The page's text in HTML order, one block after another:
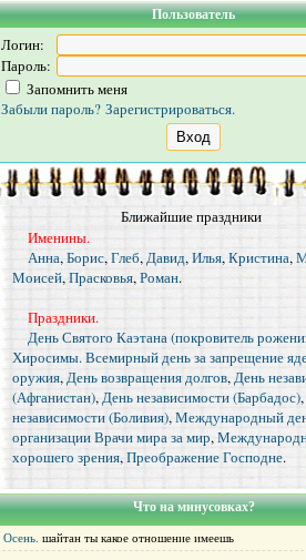
Пользователь
Логин:
Пароль:
Запомнить меня
Забыли пароль? Зарегистрироваться.
Ближайшие праздники
Именины.
Анна,Борис,Глеб,Давид,Илья,Кристина,
Моисей,Прасковья,Роман.
Праздники.
День Святого Каэтана (покровитель
Хиросимы. Всемирный день за запрещение
оружия,День возвращения долгов,День
(Афганистан),День независимости (Барбадос),
независимости (Боливия),Международный
организации Врачи мира за мир,
хорошего зрения,Преображение Господне.
Что на минусовках?
Осень. шайтан ты какое отношение имеешь